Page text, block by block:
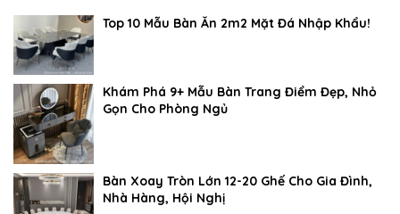
Top 10 Mẫu Bàn Ăn 2m2 Mặt Đá Nhập Khẩu!
Khám Phá 9+ Mẫu Bàn Trang Điểm Đẹp, Nhỏ
Gọn Cho Phòng Ngủ
Bàn Xoay Tròn Lớn 12-20 Ghế Cho Gia Đình,
Nhà Hàng, Hội Nghị